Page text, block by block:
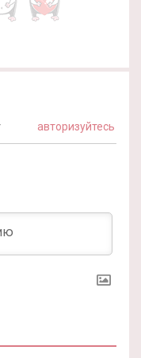
авторизуйтесь